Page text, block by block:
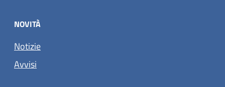
NOVITÀ
Notizie
Avvisi